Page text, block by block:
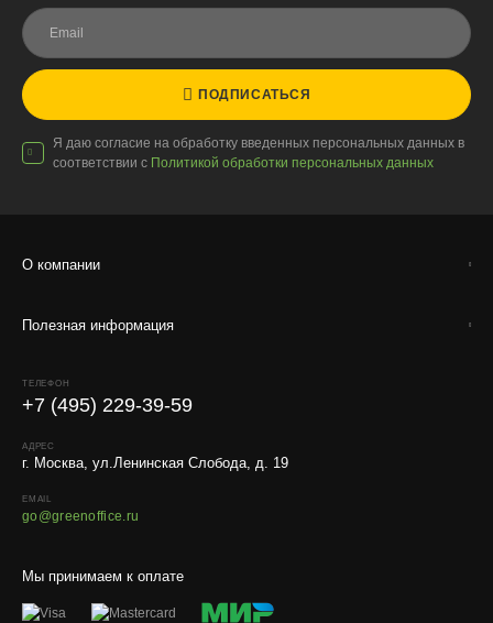
Работаем с любой удобной для вас транспортной
компанией.
В регионы ТК не принимают к перевозке
живые комнатные растения, цветы, удобрения и
грунты.
упаковку и страховку заказа.
ПОДПИСАТЬСЯ
Я даю согласие на обработку введенных персональных данных в
соответствии с Политикой обработки персональных данных
О компании
Полезная информация
Мы принимаем к оплате
ТЕЛЕФОН
+7 (495) 229-39-59
АДРЕС
г. Москва, ул.Ленинская Слобода, д. 19
EMAIL
go@greenoffice.ru